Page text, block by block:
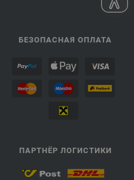
БЕЗОПАСНАЯ ОПЛАТА
ПАРТНЁР ЛОГИСТИКИ